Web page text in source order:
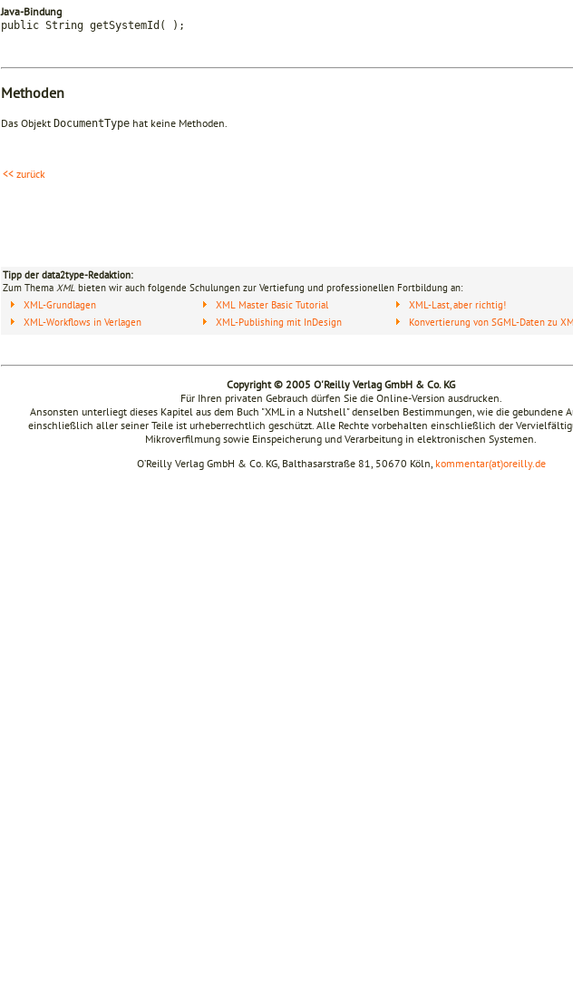
Java-Bindung
public String getSystemId( );
Methoden
Das Objekt DocumentType hat keine Methoden.
<< zurück
Tipp der data2type-Redaktion:
Zum Thema XML bieten wir auch folgende Schulungen zur Vertiefung und professionellen Fortbildung an:
XML-Grundlagen
XML-Workflows in Verlagen
XML Master Basic Tutorial
XML-Publishing mit InDesign
XML-Last, aber richtig!
Konvertierung von SGML-Daten zu
Copyright © 2005 O'Reilly Verlag GmbH & Co. KG
Für Ihren privaten Gebrauch dürfen Sie die Online-Version ausdrucken.
Ansonsten unterliegt dieses Kapitel aus dem Buch "XML in a Nutshell" denselben Bestimmungen, wie die gebundene
einschließlich aller seiner Teile ist urheberrechtlich geschützt. Alle Rechte vorbehalten einschließlich der
Mikroverfilmung sowie Einspeicherung und Verarbeitung in elektronischen Systemen.
O’Reilly Verlag GmbH & Co. KG, Balthasarstraße 81, 50670 Köln, kommentar(at)oreilly.de